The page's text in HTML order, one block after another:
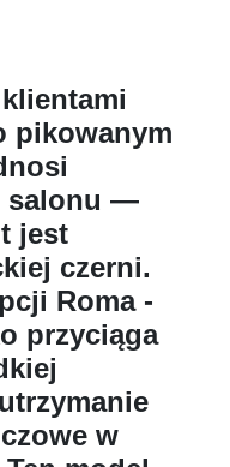
pikowanym
salonu —
jest
czerni.
Roma -
przyciąga
w